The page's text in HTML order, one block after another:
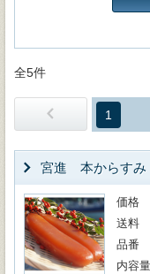
全5件
1
宮進 本からすみ
価格
送料
品番
内容